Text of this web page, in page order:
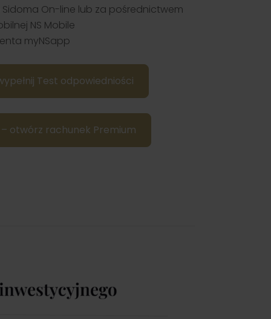
On-line lub za pośrednictwem
NS Mobile
myNSapp
Test odpowiedniości
otwórz rachunek Premium